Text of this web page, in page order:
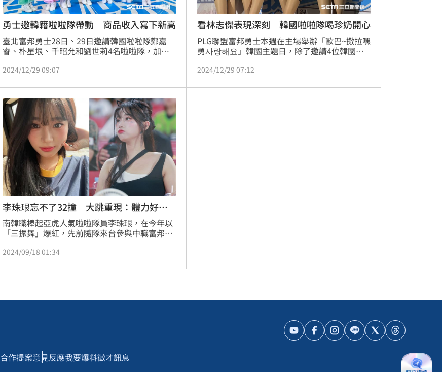
勇士邀韓籍啦啦隊帶動 商品收入寫下新高
臺北富邦勇士28日、29日邀請韓國啦啦隊鄭嘉
睿、朴星垠、千昭允和劉世莉4名啦啦隊，加上
過6000人，門票2場賺進將近500萬，商品方面
2024/12/29 09:07
看林志傑表現深刻 韓國啦啦隊喝珍奶開心
PLG聯盟富邦勇士本週在主場舉辦「歐巴~撒拉嘿
勇사랑해요」韓國主題日，除了邀請4位韓國安
援，鄭嘉睿對42歲林志傑的表現印象深刻，千昭
日晚上還想去吃小籠包。
2024/12/29 07:12
李珠珢忘不了32撞 大跳重現：體力好重
要
南韓職棒起亞虎人氣啦啦隊員李珠珢，在今年以
「三振舞」爆紅，先前隨隊來台參與中職富邦悍
AI」。近日她與隊友接受韓媒訪問，談起台灣應
Stronger〉洗腦，更搞笑重現經典的「32撞」。
2024/09/18 01:34
合作提案意見反應我要爆料徵才訊息